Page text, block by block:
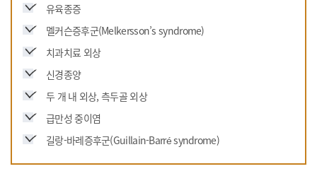
유육종증
멜커슨증후군(Melkersson’s syndrome)
치과치료 외상
신경종양
두 개 내 외상, 측두골 외상
급만성 중이염
길랑-바레증후군(Guillain-Barré syndrome)